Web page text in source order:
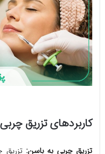
کاربردهای تزریق چربی